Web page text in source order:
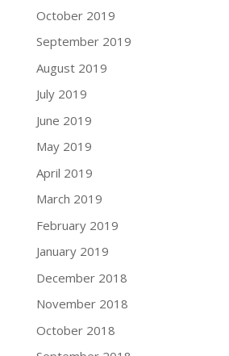
October 2019
September 2019
August 2019
July 2019
June 2019
May 2019
April 2019
March 2019
February 2019
January 2019
December 2018
November 2018
October 2018